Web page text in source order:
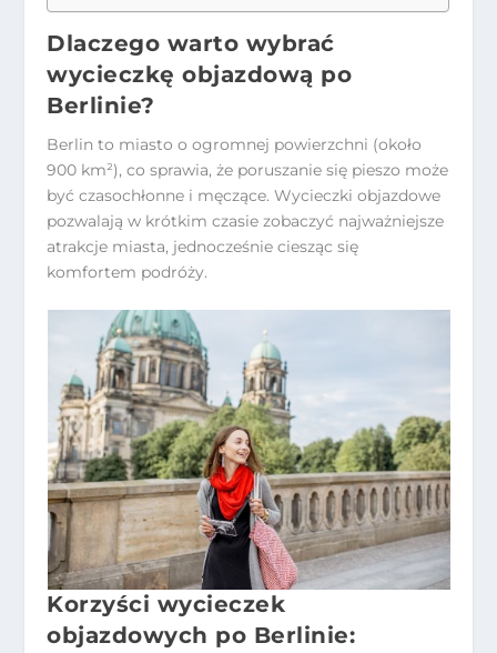
Dlaczego warto wybrać
wycieczkę objazdową po
Berlinie?
Berlin to miasto o ogromnej powierzchni (około
900 km²), co sprawia, że poruszanie się pieszo może
być czasochłonne i męczące. Wycieczki objazdowe
pozwalają w krótkim czasie zobaczyć najważniejsze
atrakcje miasta, jednocześnie ciesząc się
komfortem podróży.
Korzyści wycieczek
objazdowych po Berlinie: